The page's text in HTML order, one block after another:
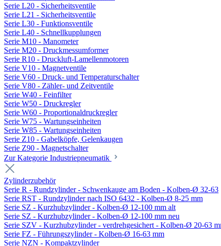
Serie L20 - Sicherheitsventile
Serie L21 - Sicherheitsventile
Serie L30 - Funktionsventile
Serie L40 - Schnellkupplungen
Serie M10 - Manometer
Serie M20 - Druckmessumformer
Serie R10 - Druckluft-Lamellenmotoren
Serie V10 - Magnetventile
Serie V60 - Druck- und Temperaturschalter
Serie V80 - Zähler- und Zeitventile
Serie W40 - Feinfilter
Serie W50 - Druckregler
Serie W60 - Proportionaldruckregler
Serie W75 - Wartungseinheiten
Serie W85 - Wartungseinheiten
Serie Z10 - Gabelköpfe, Gelenkaugen
Serie Z90 - Magnetschalter
Zur Kategorie Industriepneumatik
Zylinderzubehör
Serie R - Rundzylinder - Schwenkauge am Boden - Kolben-Ø 32-63
Serie RST - Rundzylinder nach ISO 6432 - Kolben-Ø 8-25 mm
Serie SZ - Kurzhubzylinder - Kolben-Ø 12-100 mm alt
Serie SZ - Kurzhubzylinder - Kolben-Ø 12-100 mm neu
Serie SZV - Kurzhubzylinder - verdrehgesichert - Kolben-Ø 20-63
Serie FZ - Führungszylinder - Kolben-Ø 16-63 mm
Serie NZN - Kompaktzylinder